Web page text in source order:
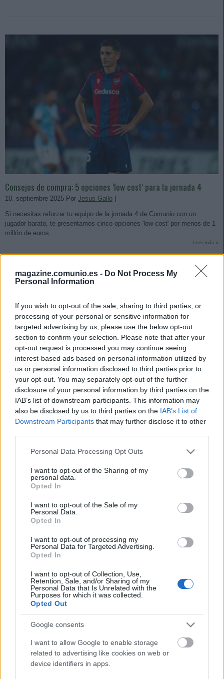
magazine.comunio.es - Do Not Process My
Personal Information
If you wish to opt-out of the sale, sharing to third parties, or
processing of your personal or sensitive information for
targeted advertising by us, please use the below opt-out
section to confirm your selection. Please note that after your
opt-out request is processed you may continue seeing
interest-based ads based on personal information utilized by
us or personal information disclosed to third parties prior to
your opt-out. You may separately opt-out of the further
disclosure of your personal information by third parties on the
IAB’s list of downstream participants. This information may
also be disclosed by us to third parties on the IAB’s List of
Downstream Participants that may further disclose it to other
Please note that this website/app uses one or more Google
not limited to your visit or usage behaviour. You may click to
grant or deny consent to Google and its third-party tags to
use your data for below specified purposes in below Google
consent section.
Personal Data Processing Opt Outs
I want to opt-out of the Sharing of my
personal data.
Opted In
I want to opt-out of the Sale of my
Personal Data.
Opted In
I want to opt-out of processing my
Personal Data for Targeted Advertising.
Opted In
I want to opt-out of Collection, Use,
Retention, Sale, and/or Sharing of my
Personal Data that Is Unrelated with the
Purposes for which it was collected.
Opted Out
Google consents
I want to allow Google to enable storage
related to advertising like cookies on web or
device identifiers in apps.
Consejos de compra: 5 opciones ‘low cost’ para la jornada 4
10. septiembre 2025 Por Jesus Gallo
Si necesitas reforzar tu equipo de la jornada 4 de Comunio con un
jugador barato, te presentamos cinco opciones 'low cost' por menos de 1
millón de euros.
Leer más »
3. agosto 2025 PorJesus Gallo|
El Girona espera tener un año tranquilo tras su irregular campaña 24/25.
Estos cuatro jugadores pueden ser importantes dentro del esquema de
Michel este curso y cuestan menos de 3 millones en Comunio.